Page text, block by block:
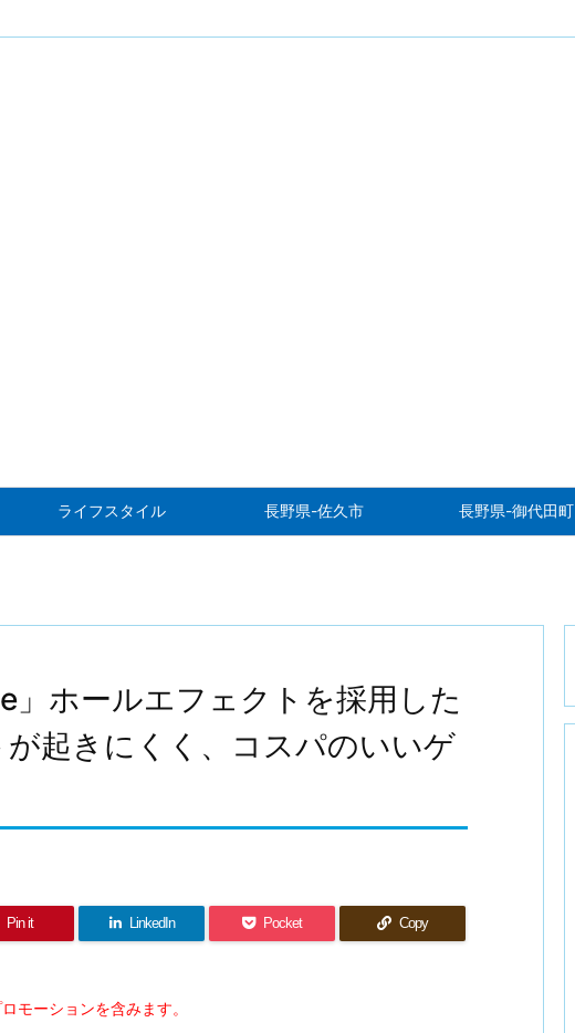
ライフスタイル 長野県-佐久市 長野県-御代田町
」ホールエフェクトを採用した
起きにくく、コスパのいいゲ
Pin it LinkedIn Pocket Copy
モーションを含みます。